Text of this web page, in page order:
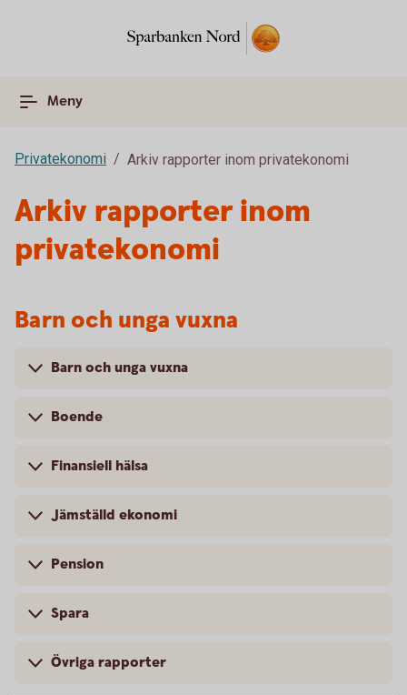
Meny
Privatekonomi Arkiv rapporter inom privatekonomi
Arkiv rapporter inom
privatekonomi
Barn och unga vuxna
Barn och unga vuxna
Boende
Finansiell hälsa
Jämställd ekonomi
Pension
Spara
Övriga rapporter